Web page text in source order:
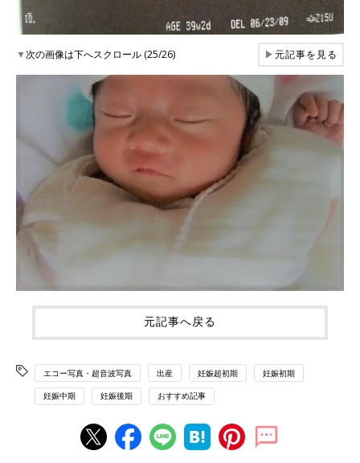
▼次の画像は下へスクロール (25/26) ▶元記事を見る
元記事へ戻る
エコー写真・超音波写真 出産 妊娠超初期 妊娠初期
妊娠中期 妊娠後期 おすすめ記事